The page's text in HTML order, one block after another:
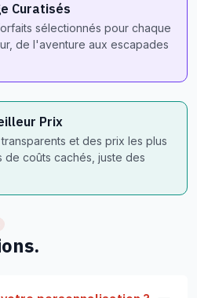
Curatisés
sélectionnés pour chaque
de l'aventure aux escapades
Prix
et des prix les plus
de coûts cachés, juste des